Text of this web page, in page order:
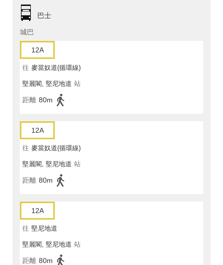
巴士
城巴
12A
往 麥當奴道(循環線)
堅麗閣, 堅尼地道 站
距離 80m
12A
往 麥當奴道(循環線)
堅麗閣, 堅尼地道 站
距離 80m
12A
往 堅尼地道
堅麗閣, 堅尼地道 站
距離 80m